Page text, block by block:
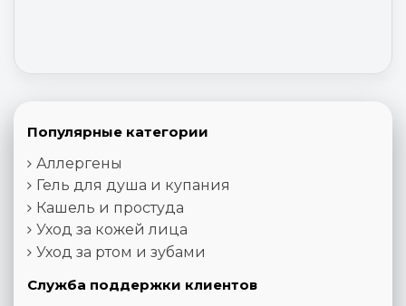
Популярные категории
Аллергены
Гель для душа и купания
Кашель и простуда
Уход за кожей лица
Уход за ртом и зубами
Служба поддержки клиентов